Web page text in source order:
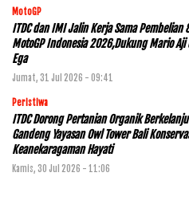
MotoGP
ITDC dan IMI Jalin Kerja Sama Pembelian
MotoGP Indonesia 2026,Dukung Mario Aji
Ega
Jumat, 31 Jul 2026 - 09:41
Peristiwa
ITDC Dorong Pertanian Organik
Gandeng Yayasan Owl Tower Bali
Keanekaragaman Hayati
Kamis, 30 Jul 2026 - 11:06